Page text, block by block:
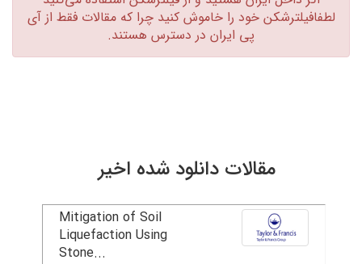
لطفافیلترشکن خود را خاموش کنید چرا که مقالات فقط از آی
پی ایران در دسترس هستند.‏
مقالات دانلود شده اخیر
Mitigation of Soil
Liquefaction Using
Stone...